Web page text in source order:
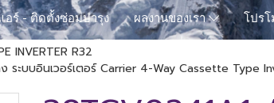
อร์ - ติดตั้งซ่อมบำรุง ผลงานของเรา โปร
INVERTER R32
ระบบอินเวอร์เตอร์ Carrier 4-Way Cassette Type